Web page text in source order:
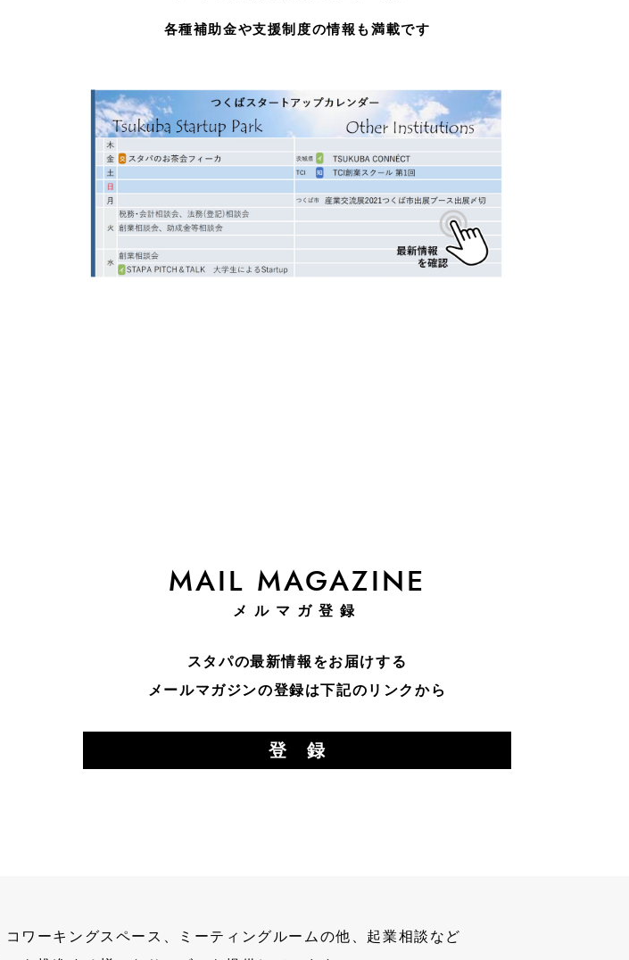
各種補助金や支援制度の情報も満載です
MAIL MAGAZINE
メルマガ登録
スタパの最新情報をお届けする
メールマガジンの登録は下記のリンクから
登 録
コワーキングスペース、
ミーティングルームの他、起業相談など